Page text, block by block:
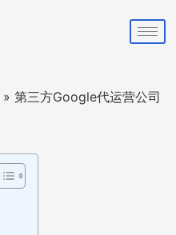
» 第三方Google代运营公司